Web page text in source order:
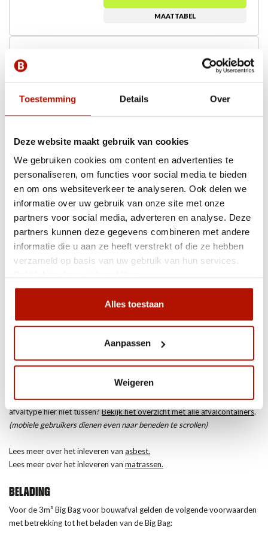
Toestemming Details Over
Deze website maakt gebruik van cookies
We gebruiken cookies om content en advertenties te
personaliseren, om functies voor social media te bieden
en om ons websiteverkeer te analyseren. Ook delen we
informatie over uw gebruik van onze site met onze
partners voor social media, adverteren en analyse. Deze
partners kunnen deze gegevens combineren met andere
informatie die u aan ze heeft verstrekt of die ze hebben
verzameld op basis van uw gebruik van hun services.
Alles toestaan
Aanpassen
Weigeren
MAATTABEL
3m³
Ongeveer 36
280,-
HUREN
3m³
Ongeveer 36
kruiwagens
Puinafval container
Vanafprijs ?
154,-
HUREN
MAATTABEL
–Afvoer en verwerkingvan uw afval binnen 7 dagen.
– Milieutoeslag en 21% BTW.
Bekijk de tabel voor wel en niet toegestane afvalsoorten. Staat uw
afvaltype hier niet tussen?Bekijk het overzicht met alle afvalcontainers.
(mobiele gebruikers dienen even naar beneden te scrollen)
Lees meer over het inleveren van asbest.
Lees meer over het inleveren van matrassen.
BELADING
Voor de 3m³ Big Bag voor bouwafval gelden de volgende voorwaarden
met betrekking tot het beladen van de Big Bag: